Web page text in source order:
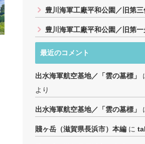
豊川海軍工廠平和公園／旧第
豊川海軍工廠平和公園／旧第
最近のコメント
出水海軍航空基地／「雲の墓標」
より
出水海軍航空基地／「雲の墓標」
賤ヶ岳（滋賀県長浜市）本編 に